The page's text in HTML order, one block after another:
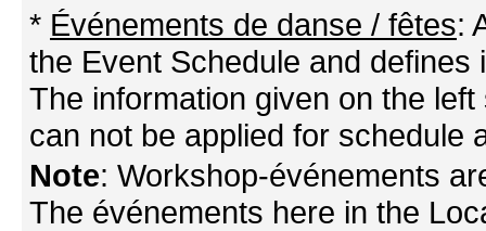
* Événements de danse / fêtes:
the Event Schedule and
The information given on the
can not be applied for schedule
Note: Workshop-événements
The événements here in the